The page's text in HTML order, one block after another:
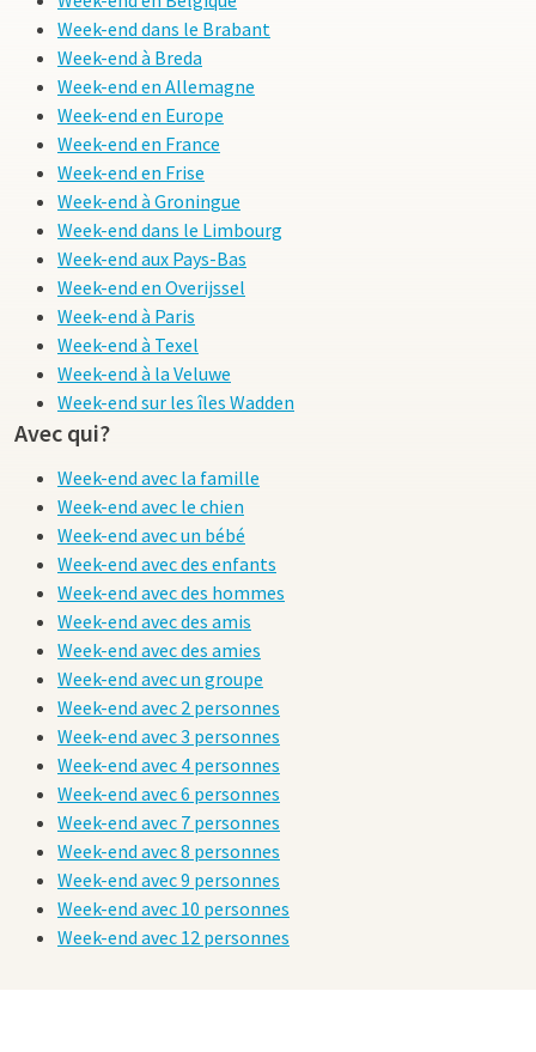
Week-end dans le Brabant
Week-end à Breda
Week-end en Allemagne
Week-end en Europe
Week-end en France
Week-end en Frise
Week-end à Groningue
Week-end dans le Limbourg
Week-end aux Pays-Bas
Week-end en Overijssel
Week-end à Paris
Week-end à Texel
Week-end à la Veluwe
Week-end sur les îles Wadden
Avec qui?
Week-end avec la famille
Week-end avec le chien
Week-end avec un bébé
Week-end avec des enfants
Week-end avec des hommes
Week-end avec des amis
Week-end avec des amies
Week-end avec un groupe
Week-end avec 2 personnes
Week-end avec 3 personnes
Week-end avec 4 personnes
Week-end avec 6 personnes
Week-end avec 7 personnes
Week-end avec 8 personnes
Week-end avec 9 personnes
Week-end avec 10 personnes
Week-end avec 12 personnes